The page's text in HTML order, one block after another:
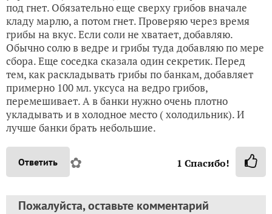
под гнет. Обязательно еще сверху грибов вначале
кладу марлю, а потом гнет. Проверяю через время
грибы на вкус. Если соли не хватает, добавляю.
Обычно солю в ведре и грибы туда добавляю по мере
сбора. Еще соседка сказала один секретик. Перед
тем, как раскладывать грибы по банкам, добавляет
примерно 100 мл. уксуса на ведро грибов,
перемешивает. А в банки нужно очень плотно
укладывать и в холодное место ( холодильник). И
лучше банки брать небольшие.
Ответить ✿ 1 Спасибо!
Пожалуйста, оставьте комментарий